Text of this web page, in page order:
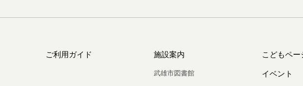
ご利用ガイド 施設案内
武雄市図書館
こどもペー
イベント